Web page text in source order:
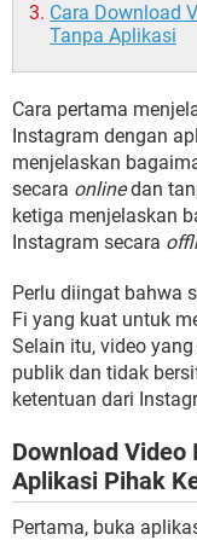
Cara Download
Tanpa Aplikasi
Cara pertama
Instagram dengan
menjelaskan
secara onlinedan
ketiga menjelaskan
Instagram secara
Perlu diingat bahwa
Fi yang kuat untuk
Selain itu, video
publik dan tidak
ketentuan dari
Download
Aplikasi Pihak
Pertama, buka